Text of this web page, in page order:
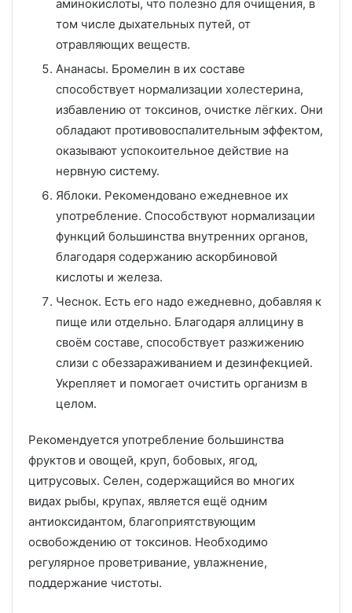
аминокислоты, что полезно для очищения, в
том числе дыхательных путей, от
отравляющих веществ.
Ананасы. Бромелин в их составе
способствует нормализации холестерина,
избавлению от токсинов, очистке лёгких. Они
обладают противовоспалительным эффектом,
оказывают успокоительное действие на
нервную систему.
Яблоки. Рекомендовано ежедневное их
употребление. Способствуют нормализации
функций большинства внутренних органов,
благодаря содержанию аскорбиновой
кислоты и железа.
Чеснок. Есть его надо ежедневно, добавляя к
пище или отдельно. Благодаря аллицину в
своём составе, способствует разжижению
слизи с обеззараживанием и дезинфекцией.
Укрепляет и помогает очистить организм в
целом.
Рекомендуется употребление большинства
фруктов и овощей, круп, бобовых, ягод,
цитрусовых. Селен, содержащийся во многих
видах рыбы, крупах, является ещё одним
антиоксидантом, благоприятствующим
освобождению от токсинов. Необходимо
регулярное проветривание, увлажнение,
поддержание чистоты.